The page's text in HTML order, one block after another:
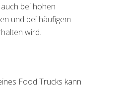
bei hohen
und bei häufigem
wird.
Food Trucks kann